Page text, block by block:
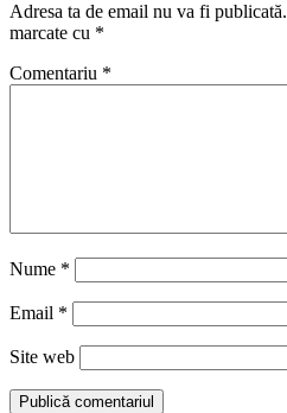
Adresa ta de email nu va fi publicată.
marcate cu *
Comentariu *
Nume *
Email *
Site web